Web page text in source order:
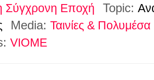
Σύγχρονη Εποχή
Topic:
Media: Ταινίες & Πολυμέσα
VIOME